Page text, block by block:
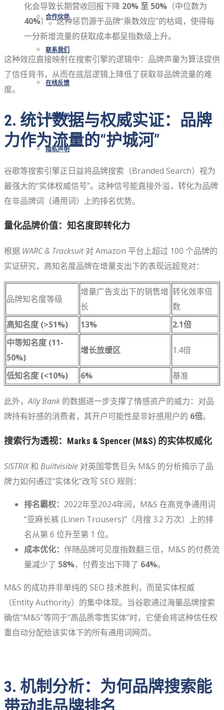
合作伙伴
联系我们
在线反馈
法律声明
隐私声明
化会导致长期营收回报下降 20% 至 50% （中位数为
40%）。这种惩罚源于品牌“乘数效应”的枯竭，使得每
一分新增流量的获取成本都呈指数级上升。
这种效应直接映射在搜索引擎的逻辑中：品牌声量为算法提供
了信任背书，从而在底层逻辑上降低了获取非品牌流量的难
度。
2. 统计数据与权威实证：品牌
力作为流量的“护城河”
谷歌等搜索引擎正日益将品牌搜索（Branded Search）视为
最强大的“实体权威信号”。这种信号能直接外溢，转化为品牌
在非品牌词（通用词）上的排名优势。
量化品牌价值：知名度即转化力
根据 WARC & Tracksuit对 Amazon 平台上超过 100 个品牌的
实证研究，高知名度品牌在增量支出下的表现远超竞对：
品牌知名度等级
增量广告支出下的销售增
长
转化效率倍
数
高知名度 (>51%)
13%
2.1倍
中等知名度 (11-
50%)
增长放缓区 1.4倍
低知名度 (<10%) 6% 基准
此外，Ally Bank 的数据进一步支撑了情感资产的威力：对品
牌持有好感的消费者，其开户可能性是非好感用户的 6倍。
搜索行为透视：Marks & Spencer (M&S) 的实体权威化
SISTRIX和 Builtvisible 对英国零售巨头 M&S 的分析揭示了品
牌力如何通过“实体化”改写 SEO 规则：
排名霸权： 2022年至2024年间，M&S 在高竞争通用词
“亚麻长裤 (Linen Trousers)”（月搜 3.2 万次）上的排
名从第 6 位升至第 1 位。
成本优化： 伴随品牌可见度指数翻三倍，M&S 的付费流
量减少了 58%，付费支出下降了 64%。
M&S 的成功并非单纯的 SEO 技术胜利，而是实体权威
（Entity Authority）的集中体现。当谷歌通过海量品牌搜索
确信“M&S”等同于“高品质零售实体”时，它便会将这种信任权
重自动分配给该实体下的所有通用词网页。
3. 机制分析：为何品牌搜索能